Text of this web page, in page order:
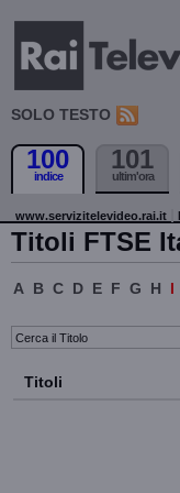
SOLO TESTO
100
indice
101
ultim'ora
www.servizitelevideo.rai.it
Titoli FTSE
A B C D E F G H I
Titoli